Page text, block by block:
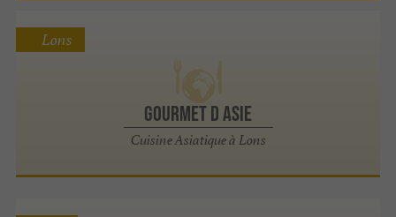
Gourmet D Asie
Cuisine Asiatique à Lons
Lons